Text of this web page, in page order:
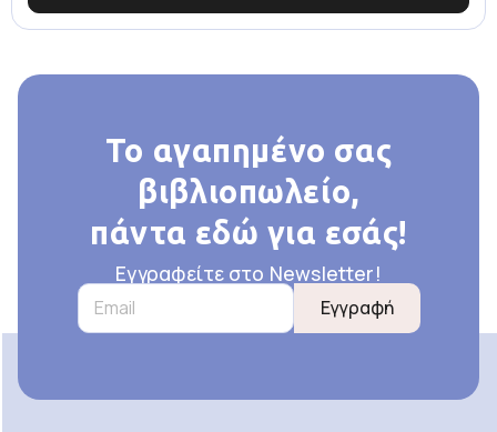
Το αγαπημένο σας
βιβλιοπωλείο,
πάντα εδώ για εσάς!
Εγγραφείτε στο Newsletter!
Εγγραφή